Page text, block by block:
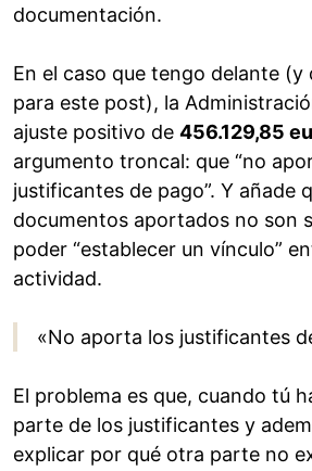
documentación.
En el caso que tengo delante (y
para este post), la
ajuste positivo de 456.129,85
argumento troncal: que “no
justificantes de pago”. Y añade
documentos aportados no son
poder “establecer un vínculo”
actividad.
«No aporta los justificantes
El problema es que, cuando tú
parte de los justificantes y
explicar por qué otra parte no